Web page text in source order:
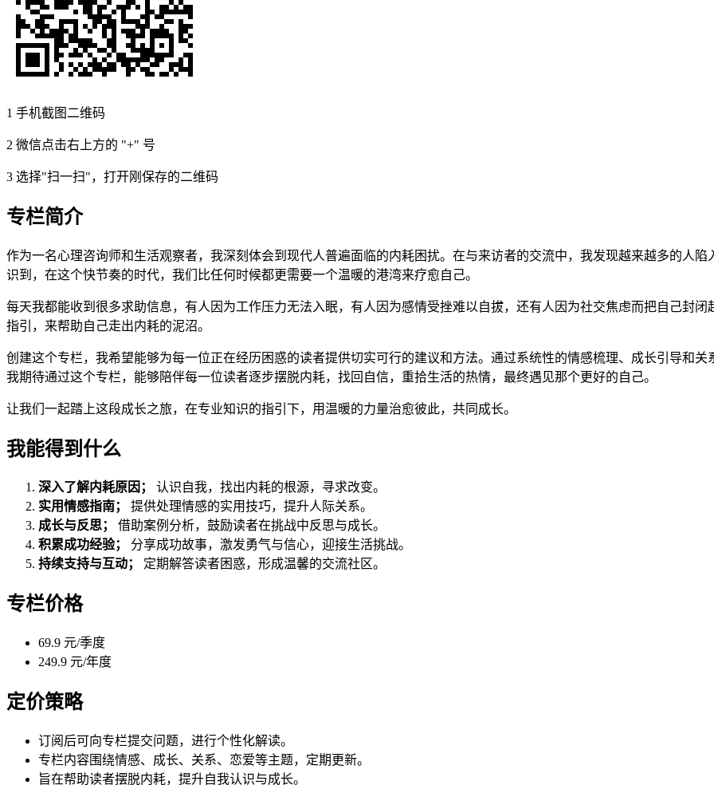
1 手机截图二维码
2 微信点击右上方的 "+" 号
3 选择"扫一扫"，打开刚保存的二维码
专栏简介
作为一名心理咨询师和生活观察者，我深刻体会到现代人普遍面临的内耗困扰。在与来访者的交流中，我发现越来越多的人
识到，在这个快节奏的时代，我们比任何时候都更需要一个温暖的港湾来疗愈自己。
每天我都能收到很多求助信息，有人因为工作压力无法入眠，有人因为感情受挫难以自拔，还有人因为社交焦虑而把自己封
指引，来帮助自己走出内耗的泥沼。
创建这个专栏，我希望能够为每一位正在经历困惑的读者提供切实可行的建议和方法。通过系统性的情感梳理、成长引导和
我期待通过这个专栏，能够陪伴每一位读者逐步摆脱内耗，找回自信，重拾生活的热情，最终遇见那个更好的自己。
让我们一起踏上这段成长之旅，在专业知识的指引下，用温暖的力量治愈彼此，共同成长。
我能得到什么
深入了解内耗原因；
认识自我，找出内耗的根源，寻求改变。
实用情感指南；
提供处理情感的实用技巧，提升人际关系。
成长与反思；
借助案例分析，鼓励读者在挑战中反思与成长。
积累成功经验；
分享成功故事，激发勇气与信心，迎接生活挑战。
持续支持与互动；
定期解答读者困惑，形成温馨的交流社区。
专栏价格
69.9 元/季度
249.9 元/年度
定价策略
订阅后可向专栏提交问题，进行个性化解读。
专栏内容围绕情感、成长、关系、恋爱等主题，定期更新。
旨在帮助读者摆脱内耗，提升自我认识与成长。